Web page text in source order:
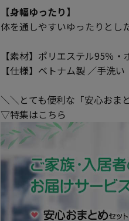
【身幅ゆったり】
体を通しやすいゆったりとし
【素材】ポリエステル95％
【仕様】ベトナム製 ／手洗い
＼＼とても便利な「安心おま
▽特集はこちら